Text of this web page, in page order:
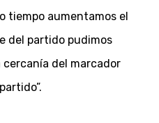
tiempo aumentamos el
del partido pudimos
del marcador